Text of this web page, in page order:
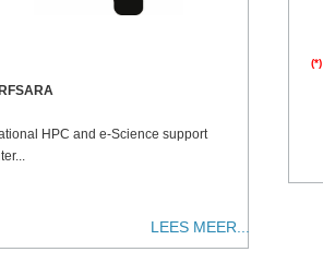
HPC and e-Science support
LEES MEER...
(*)